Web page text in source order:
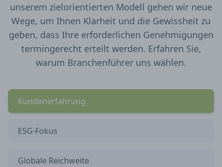
unserem zielorientierten Modell gehen wir neue
Wege, um Ihnen Klarheit und die Gewissheit zu
geben, dass Ihre erforderlichen Genehmigungen
termingerecht erteilt werden. Erfahren Sie,
warum Branchenführer uns wählen.
Kundenerfahrung
ESG-Fokus
Globale Reichweite